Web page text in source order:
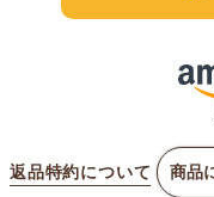
返品特約について 商品